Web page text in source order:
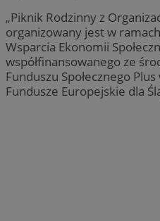
„Piknik Rodzinny z
organizowany jest w
Wsparcia Ekonomii
współfinansowanego ze
Funduszu Społecznego
Fundusze Europejskie dla